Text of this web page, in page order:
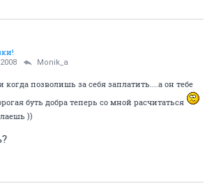
Monik_a
когда позволишь за себя заплатить....а он тебе
буть добра теперь со мной расчитаться
))